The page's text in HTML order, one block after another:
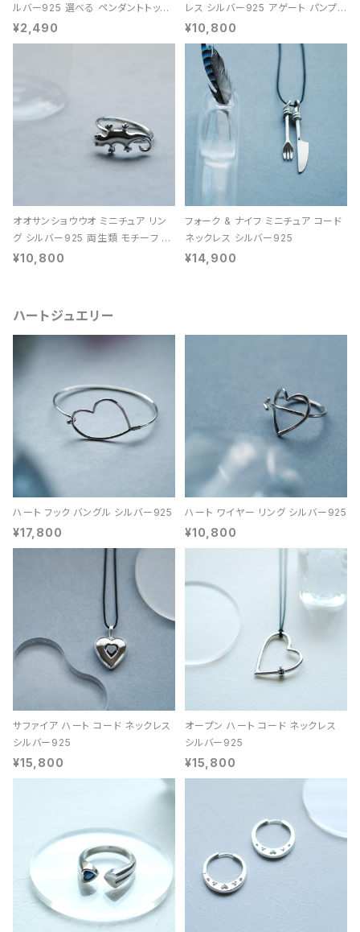
ルバー925 選べる ペンダントトップ
レディース ユニセックス
¥2,490
レス シルバー925 アゲート パンプキ
ン 天然石 レディース
¥10,800
オオサンショウウオ ミニチュア リン
グ シルバー925 両生類 モチーフ レ
ディース ユニセックス
¥10,800
フォーク & ナイフ ミニチュア コード
ネックレス シルバー925
¥14,900
ハートジュエリー
ハート フック バングル シルバー925
¥17,800
ハート ワイヤー リング シルバー925
¥10,800
サファイア ハート コード ネックレス
シルバー925
¥15,800
オープン ハート コード ネックレス
シルバー925
¥15,800